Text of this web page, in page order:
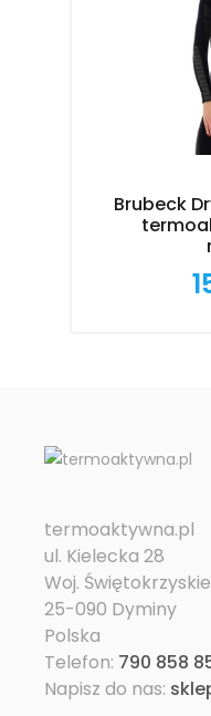
Brubeck
termoaktywna.pl
ul. Kielecka 28
Woj. Świętokrzyskie
25-090 Dyminy
Polska
Telefon: 790 858
Napisz do nas: